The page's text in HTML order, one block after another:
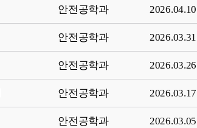
안전공학과 2026.04.10
안전공학과 2026.03.31
안전공학과 2026.03.26
안전공학과 2026.03.17
안전공학과 2026.03.05